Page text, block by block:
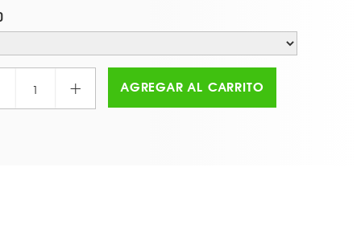
+ AGREGAR AL CARRITO